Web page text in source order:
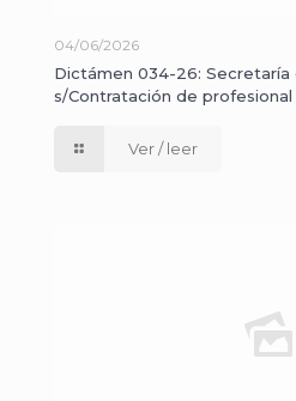
04/06/2026
Dictámen 034-26:
s/Contratación de profesional
Ver / leer